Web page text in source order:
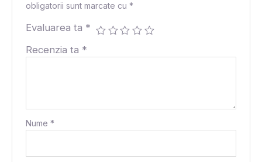
obligatorii sunt marcate cu*
Evaluarea ta *
Recenzia ta *
Nume*